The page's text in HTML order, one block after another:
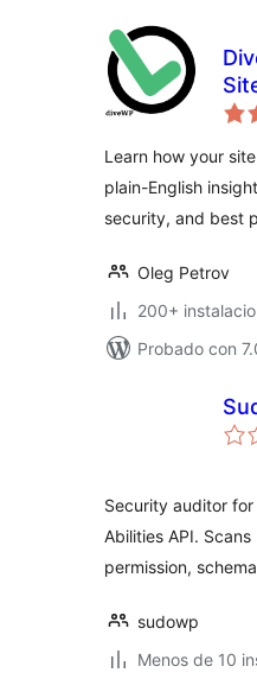
Learn how your
plain-English
security, and best
Oleg Petrov
200+
Probado con
Security auditor for
Abilities API.
permission,
sudowp
Menos de 10